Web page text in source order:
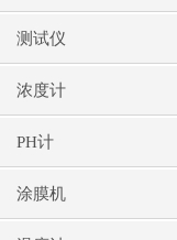
测试仪
浓度计
PH计
涂膜机